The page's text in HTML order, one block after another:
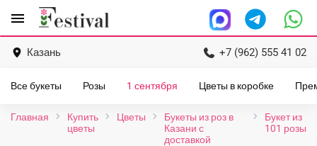
menu
Перейти
содержанию
Казань +7 (962) 555 41 02
Все букеты Розы 1 сентября Цветы в коробке
Главная
Купить
цветы
Цветы
Букеты из роз в
Казани с
доставкой
Букет из
101 розы